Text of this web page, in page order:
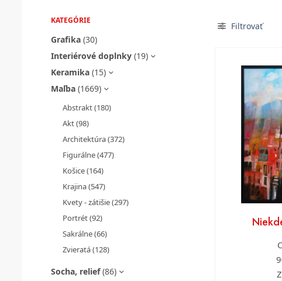
KATEGÓRIE
Grafika (30)
Interiérové doplnky (19)
Keramika (15)
Maľba (1669)
Abstrakt(180)
Akt(98)
Architektúra(372)
Figurálne(477)
Košice(164)
Krajina(547)
Kvety - zátišie(297)
Portrét(92)
Sakrálne(66)
Zvieratá(128)
Socha, relief (86)
Filtrovať